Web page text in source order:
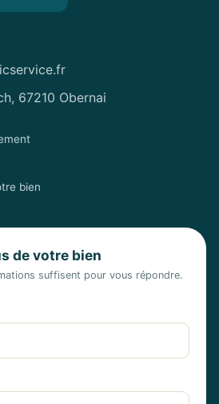
67210 Obernai
bien
de votre bien
suffisent pour vous répondre.